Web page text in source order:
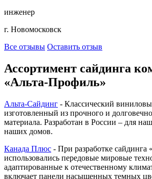
инженер
г. Новомосковск
Все отзывы Оставить отзыв
Ассортимент сайдинга
«Альта-Профиль»
Альта-Сайдинг - Классический
изготовленный из прочного и
материала. Разработан в России – для
наших домов.
Канада Плюс - При разработке
использовались передовые мировые
адаптированные к отечественному
включает панели насыщенных темных